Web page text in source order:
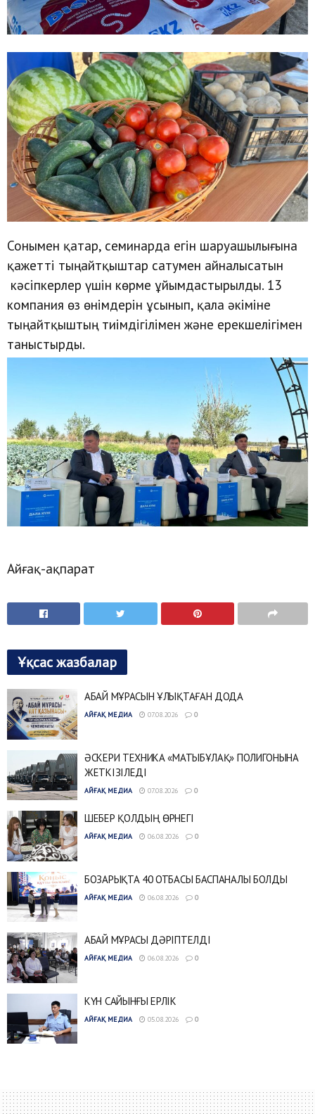
Сонымен қатар, семинарда егін шаруашылығына
қажетті тыңайтқыштар сатумен айналысатын
кәсіпкерлер үшін көрме ұйымдастырылды. 13
компания өз өнімдерін ұсынып, қала әкіміне
тыңайтқыштың тиімдігілімен және ерекшелігімен
таныстырды.
Айғақ-ақпарат
Ұқсас жазбалар
АБАЙ МҰРАСЫН ҰЛЫҚТАҒАН ДОДА
АЙҒАҚ МЕДИА 07.08.2026 0
ӘСКЕРИ ТЕХНИКА «МАТЫБҰЛАҚ» ПОЛИГОНЫНА
ЖЕТКІЗІЛЕДІ
АЙҒАҚ МЕДИА 07.08.2026 0
ШЕБЕР ҚОЛДЫҢ ӨРНЕГІ
АЙҒАҚ МЕДИА 06.08.2026 0
БОЗАРЫҚТА 40 ОТБАСЫ БАСПАНАЛЫ БОЛДЫ
АЙҒАҚ МЕДИА 06.08.2026 0
АБАЙ МҰРАСЫ ДӘРІПТЕЛДІ
АЙҒАҚ МЕДИА 06.08.2026 0
КҮН САЙЫНҒЫ ЕРЛІК
АЙҒАҚ МЕДИА 05.08.2026 0